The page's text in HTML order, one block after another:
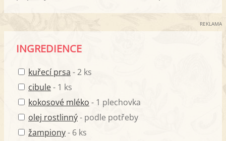
REKLAMA
INGREDIENCE
kuřecí prsa - 2 ks
cibule- 1 ks
kokosové mléko - 1 plechovka
olej rostlinný- podle potřeby
žampiony- 6 ks